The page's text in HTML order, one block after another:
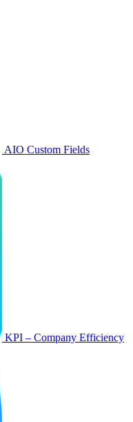
AIO Custom Fields
KPI – Company Efficiency